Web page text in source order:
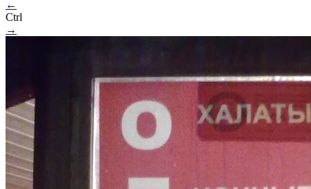
←
Ctrl
→